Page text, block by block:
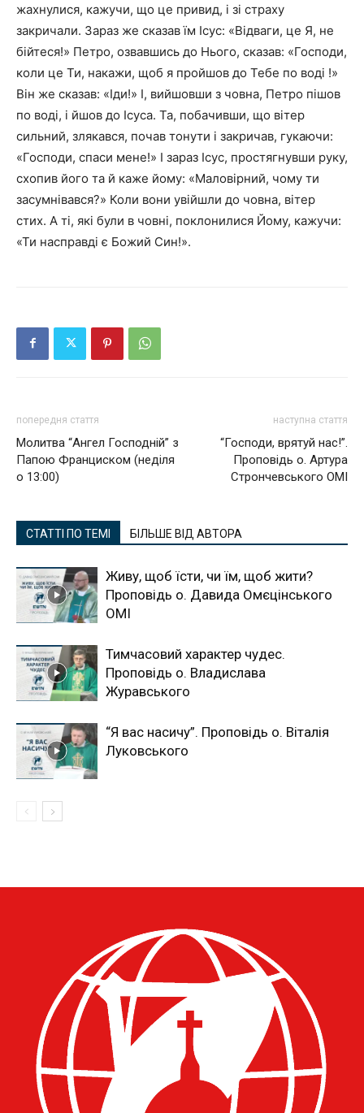
жахнулися, кажучи, що це привид, і зі страху
закричали. Зараз же сказав їм Ісус: «Відваги, це Я, не
бійтеся!» Петро, озвавшись до Нього, сказав: «Господи,
коли це Ти, накажи, щоб я пройшов до Тебе по воді !»
Він же сказав: «Іди!» І, вийшовши з човна, Петро пішов
по воді, і йшов до Ісуса. Та, побачивши, що вітер
сильний, злякався, почав тонути і закричав, гукаючи:
«Господи, спаси мене!» І зараз Ісус, простягнувши руку,
схопив його та й каже йому: «Маловірний, чому ти
засумнівався?» Коли вони увійшли до човна, вітер
стих. А ті, які були в човні, поклонилися Йому, кажучи:
«Ти насправді є Бо­жий Син!».
попередня стаття
Молитва “Ангел Господній” з
Папою Франциском (неділя
о 13:00)
наступна стаття
“Господи, врятуй нас!”.
Проповідь о. Артура
Стрончевського ОМІ
СТАТТІ ПО ТЕМІ БІЛЬШЕ ВІД АВТОРА
Живу, щоб їсти, чи їм, щоб жити?
Проповідь о. Давида Омєцінського
ОМІ
Тимчасовий характер чудес.
Проповідь о. Владислава
Журавського
“Я вас насичу”. Проповідь о. Віталія
Луковського